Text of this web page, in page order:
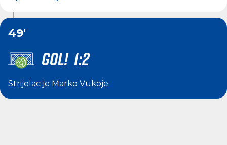
49'
GOL! 1:2
Strijelac je Marko Vukoje.